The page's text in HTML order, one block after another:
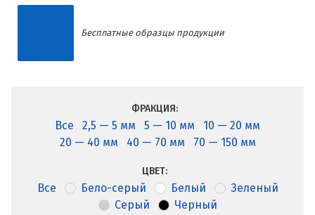
Бесплатные образцы продукции
ФРАКЦИЯ:
Все 2,5 — 5 мм 5 — 10 мм
10 — 20 мм
20 — 40 мм
40 — 70 мм 70 — 150 мм
ЦВЕТ:
Все Бело-серый Белый
Зеленый
Серый
Черный